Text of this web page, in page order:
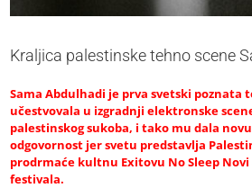
Kraljica palestinske tehno scene
Sama Abdulhadi je prva svetski
učestvovala u izgradnji elektronske
palestinskog sukoba, i tako mu dala
odgovornost jer svetu predstavlja
prodrmaće kultnu Exitovu No Sleep
festivala.